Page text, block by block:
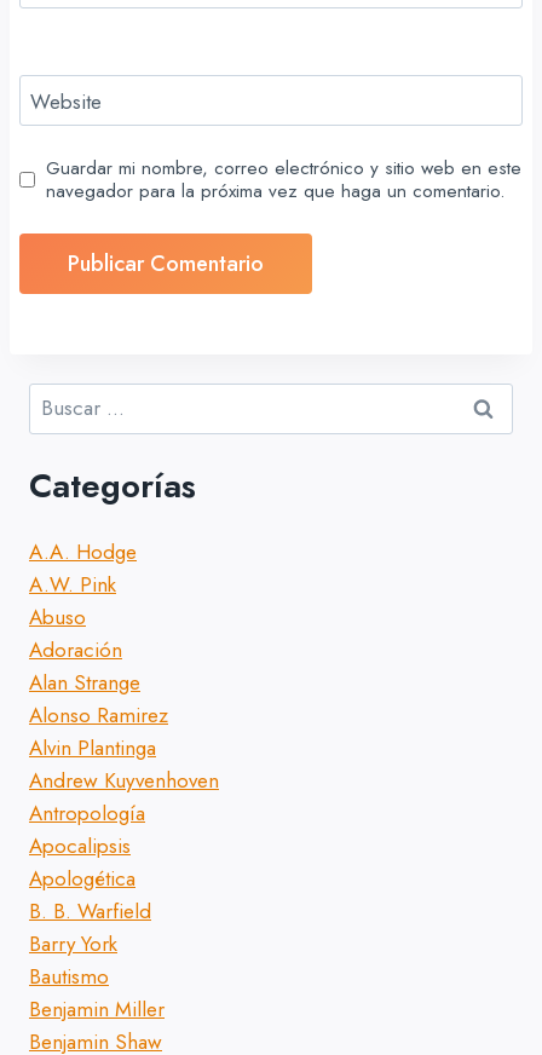
Website
Guardar mi nombre, correo electrónico y sitio web en este
navegador para la próxima vez que haga un comentario.
Buscar:
Categorías
A.A. Hodge
A.W. Pink
Abuso
Adoración
Alan Strange
Alonso Ramirez
Alvin Plantinga
Andrew Kuyvenhoven
Antropología
Apocalipsis
Apologética
B. B. Warfield
Barry York
Bautismo
Benjamin Miller
Benjamin Shaw